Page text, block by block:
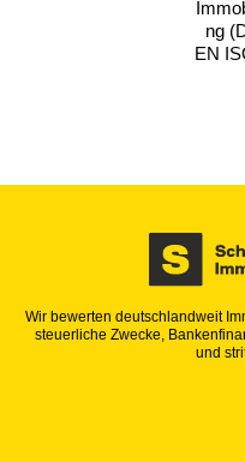
Wir bewerten deutschlandweit
steuerliche Zwecke,
und